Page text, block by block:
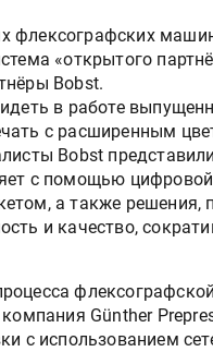
флексографских
«открытого
Bobst.
в работе
с расширенным
Bobst
с помощью
а также решения,
и качество,
компания Günther
с использованием